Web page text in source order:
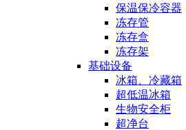
保温保冷容器
冻存管
冻存盒
冻存架
基础设备
冰箱、冷藏箱
超低温冰箱
生物安全柜
超净台